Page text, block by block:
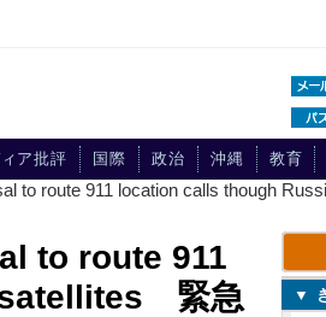
ア批評 国際 政治 沖縄 教育
to route 911 location calls though
to route 911
緊急
▼